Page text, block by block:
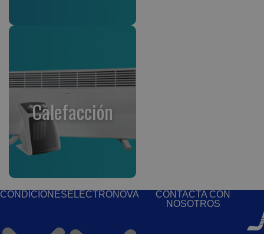
Calefacción
CONDICIONESELECTRONOVA
CONTACTA CON
NOSOTROS